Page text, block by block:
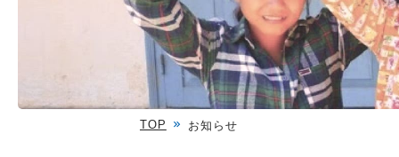
TOP お知らせ